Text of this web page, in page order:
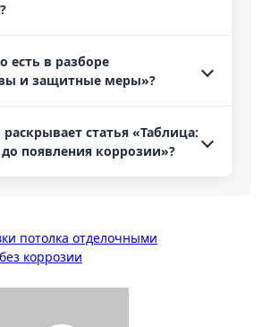
есть в разборе
и защитные меры»?
статья «Таблица:
появления коррозии»?
потолка отделочными
коррозии